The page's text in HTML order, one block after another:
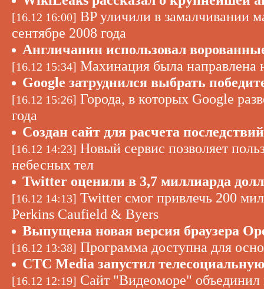
[16.12 16:00] BP уличили в замалчивании
сентябре 2008 года
Англичанин использовал
[16.12 15:34] Махинация была направлена
Google затруднился выбрать
[16.12 15:26] Города, в которых Google
года
Создан сайт для расчета
[16.12 14:23] Новый сервис позволяет
небесных тел
Twitter оценили в 3,7 миллиарда
[16.12 14:13] Twitter смог привлечь 200
Perkins Caufield & Byers
Выпущена новая версия браузера
[16.12 13:38] Программа доступна для
СТС Media запустил
[16.12 12:19] Сайт "Видеоморе" объединил